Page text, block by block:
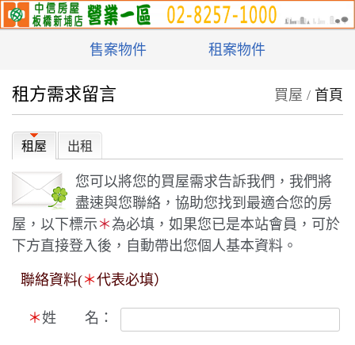
售案物件 租案物件
租方需求留言 買屋 / 首頁
租屋 出租
您可以將您的買屋需求告訴我們，我們將
盡速與您聯絡，協助您找到最適合您的房
屋，以下標示 ＊為必填，如果您已是本站會員，可於
下方直接登入後，自動帶出您個人基本資料。
聯絡資料(＊代表必填）
＊姓 名：